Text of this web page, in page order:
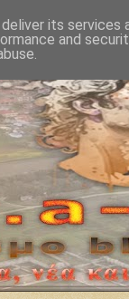
its services
and